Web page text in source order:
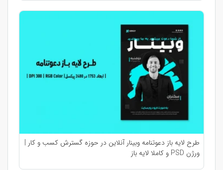
طرح لایه باز دعوتنامه وبینار آنلاین در حوزه گسترش کسب و کار |
ورژن PSD و کاملا لایه باز